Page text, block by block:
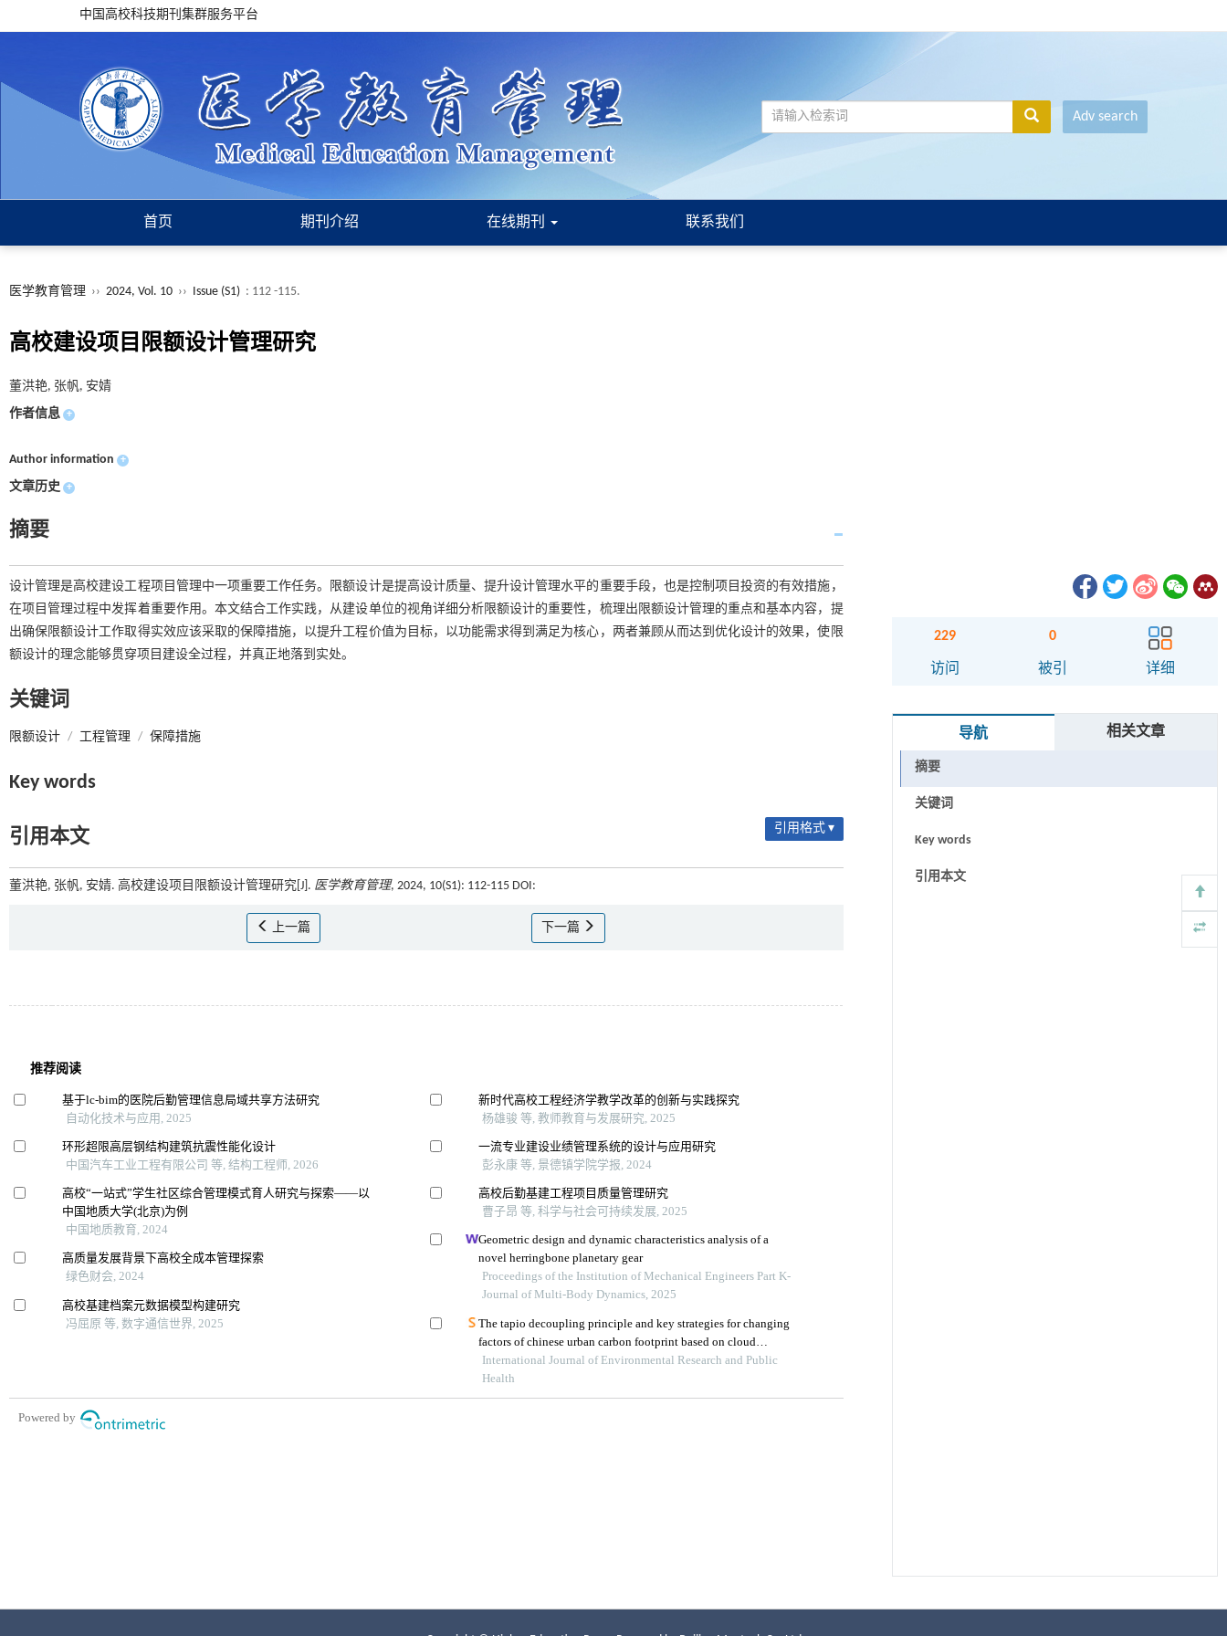
中国高校科技期刊集群服务平台
Adv search
首页 期刊介绍 在线期刊 联系我们
医学教育管理 ›› 2024, Vol. 10 ›› Issue (S1) : 112 -115.
高校建设项目限额设计管理研究
董洪艳, 张帆, 安婧
作者信息 +
Author information +
文章历史 +
摘要
设计管理是高校建设工程项目管理中一项重要工作任务。限额设计是提高设计质量、提升设计管理水平的重要手段，也是控制项目投资的有效措施，
在项目管理过程中发挥着重要作用。本文结合工作实践，从建设单位的视角详细分析限额设计的重要性，梳理出限额设计管理的重点和基本内容，提
出确保限额设计工作取得实效应该采取的保障措施，以提升工程价值为目标，以功能需求得到满足为核心，两者兼顾从而达到优化设计的效果，使限
额设计的理念能够贯穿项目建设全过程，并真正地落到实处。
关键词
限额设计 / 工程管理 / 保障措施
Key words
引用本文 引用格式 ▾
董洪艳, 张帆, 安婧. 高校建设项目限额设计管理研究[J]. 医学教育管理, 2024, 10(S1): 112-115 DOI:
上一篇 下一篇
229
访问
0
被引 详细
导航 相关文章
摘要
关键词
Key words
引用本文